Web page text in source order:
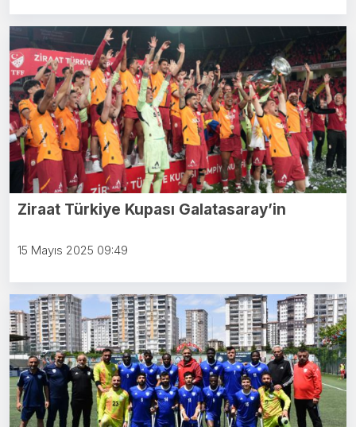
Ziraat Türkiye Kupası Galatasaray’in
15 Mayıs 2025 09:49